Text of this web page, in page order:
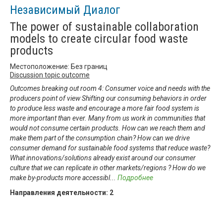
Независимый Диалог
The power of sustainable collaboration
models to create circular food waste
products
Местоположение: Без границ
Discussion topic outcome
Outcomes breaking out room 4: Consumer voice and needs with the
producers point of view Shifting our consuming behaviors in order
to produce less waste and encourage a more fair food system is
more important than ever. Many from us work in communities that
would not consume certain products. How can we reach them and
make them part of the consumption chain? How can we drive
consumer demand for sustainable food systems that reduce waste?
What innovations/solutions already exist around our consumer
culture that we can replicate in other markets/regions ? How do we
make by-products more accessibl... Подробнее
Направления деятельности: 2